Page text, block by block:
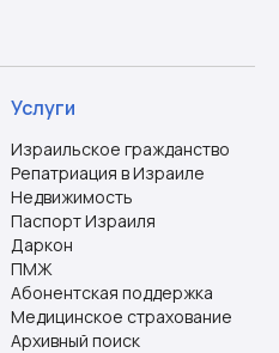
Услуги
Израильское гражданство
Репатриация в Израиле
Недвижимость
Паспорт Израиля
Даркон
ПМЖ
Абонентская поддержка
Медицинское страхование
Архивный поиск